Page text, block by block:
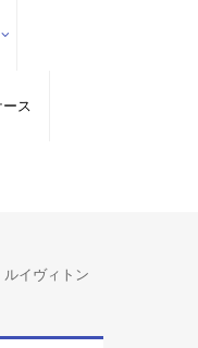
ス
イヴィトン